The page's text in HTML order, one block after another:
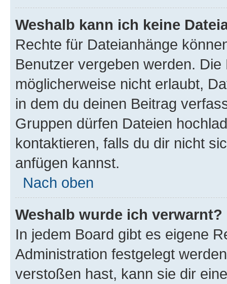
Weshalb kann ich keine
Rechte für Dateianhänge
Benutzer vergeben werden.
möglicherweise nicht erlaubt,
in dem du deinen Beitrag
Gruppen dürfen Dateien
kontaktieren, falls du dir nicht
anfügen kannst.
Nach oben
Weshalb wurde ich verwarnt?
In jedem Board gibt es eigene
Administration festgelegt
verstoßen hast, kann sie dir